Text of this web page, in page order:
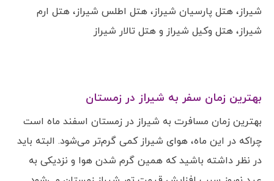
شیراز، هتل پارسیان شیراز، هتل اطلس شیراز، هتل ارم
شیراز، هتل وکیل شیراز و هتل تالار شیراز
بهترین زمان سفر به شیراز در زمستان
بهترین زمان مسافرت به شیراز در زمستان اسفند ماه است
چراکه در این ماه، هوای شیراز کمی گرم‌تر می‌شود. البته باید
در نظر داشته باشید که همین گرم شدن هوا و نزدیکی به